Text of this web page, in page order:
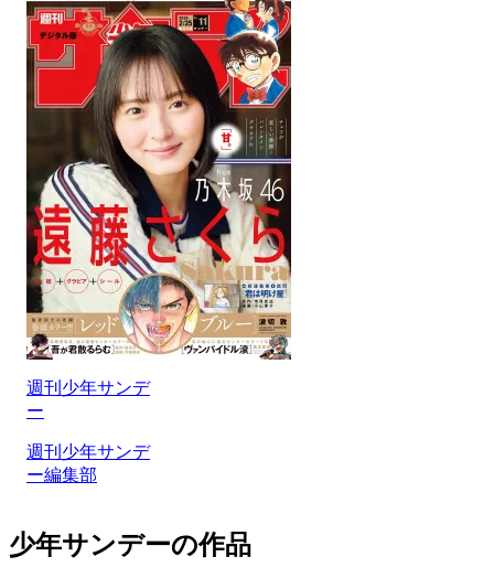
週刊少年サンデ
ー
週刊少年サンデ
ー編集部
少年サンデーの作品